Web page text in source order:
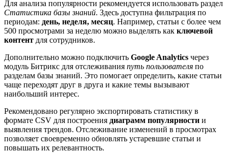
Для анализа популярности рекомендуется использовать раздел
Статистика базы знаний. Здесь доступна фильтрация по
периодам: день, неделя, месяц. Например, статьи с более чем
500 просмотрами за неделю можно выделять как ключевой
контент для сотрудников.
Дополнительно можно подключить Google Analytics через
модуль Битрикс для отслеживания путь пользователя по
разделам базы знаний. Это помогает определить, какие статьи
чаще переходят друг в друга и какие темы вызывают
наибольший интерес.
Рекомендовано регулярно экспортировать статистику в
формате CSV для построения диаграмм популярности и
выявления трендов. Отслеживание изменений в просмотрах
позволяет своевременно обновлять устаревшие статьи и
повышать их релевантность.